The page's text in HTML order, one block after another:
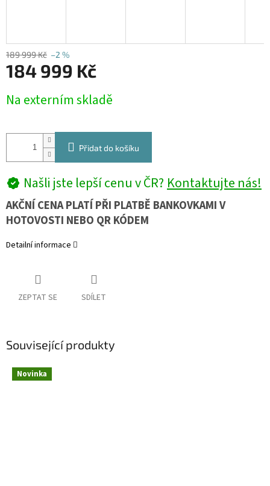
189 999 Kč –2 %
184 999 Kč
cena:
Na externím skladě
Přidat do košíku
Našli jste lepší cenu v ČR?Kontaktujte nás!
AKČNÍ CENA PLATÍ PŘI PLATBĚ BANKOVKAMI V
HOTOVOSTI NEBO QR KÓDEM
Detailní informace
ZEPTAT SE SDÍLET
Související produkty
Novinka